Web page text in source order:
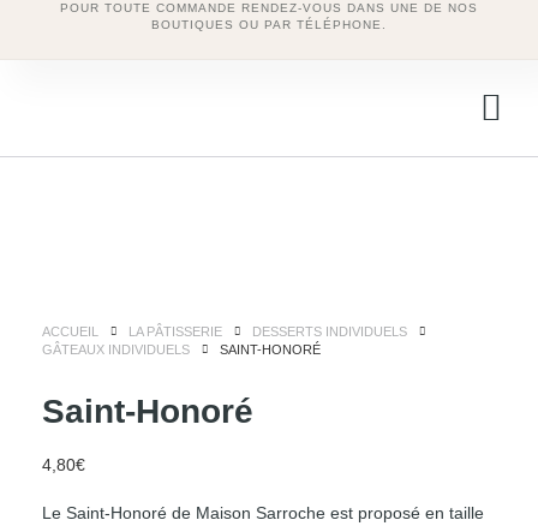
POUR TOUTE COMMANDE RENDEZ-VOUS DANS UNE DE NOS
BOUTIQUES OU PAR TÉLÉPHONE.
ACCUEIL LA PÂTISSERIE
DESSERTS INDIVIDUELS
GÂTEAUX INDIVIDUELS
SAINT-HONORÉ
Saint-Honoré
4,80€
Le Saint-Honoré de Maison Sarroche est proposé en taille